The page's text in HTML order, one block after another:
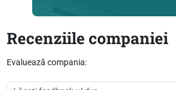
Recenziile companiei
Evaluează compania: